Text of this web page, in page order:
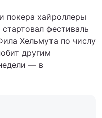
покера хайроллеры
фестиваль
Хельмута по числу
другим
— в